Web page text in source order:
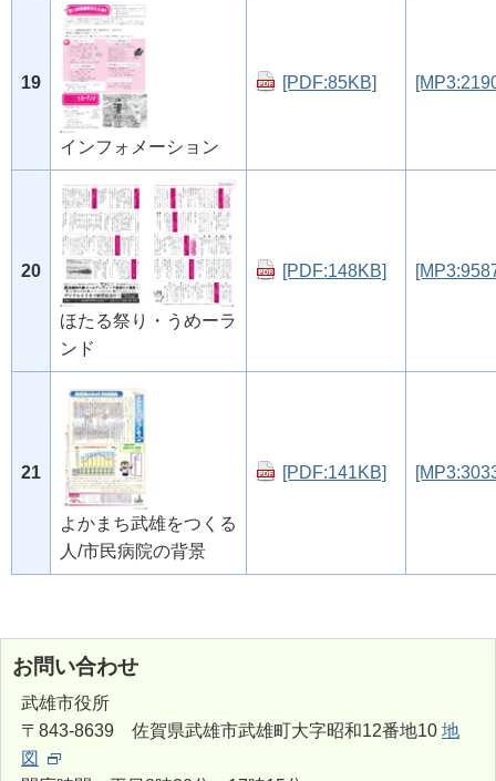
19
インフォメーション
[PDF:85KB]
20
ほたる祭り・うめーラ
ンド
[PDF:148KB]
21
よかまち武雄をつくる
人/市民病院の背景
[PDF:141KB]
お問い合わせ
武雄市役所
〒843-8639 佐賀県武雄市武雄町大字昭和12番地10 地
図